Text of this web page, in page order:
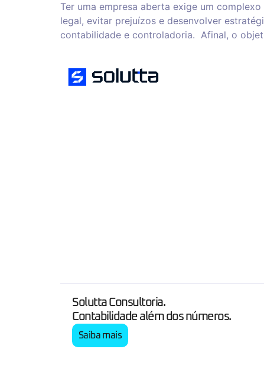
Ter uma empresa aberta exige um
legal, evitar prejuízos e desenvolver
contabilidade e controladoria. Afinal, o
Solutta Consultoria.
Contabilidade além dos números.
Saiba mais